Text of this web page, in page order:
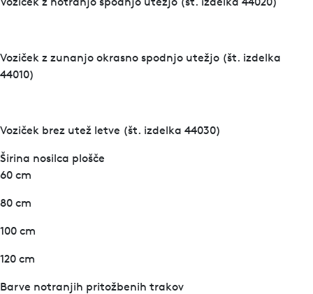
Voziček z zunanjo okrasno spodnjo utežjo (št. izdelka
44010)
Voziček brez utež letve (št. izdelka 44030)
Širina nosilca plošče
60 cm
80 cm
100 cm
120 cm
Barve notranjih pritožbenih trakov